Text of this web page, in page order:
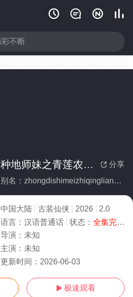
   
 分享
种地师妹之青莲农宝第二季(全集)
别名：zhongdishimeizhiqingliannongbaodierji
中国大陆 古装仙侠 2026
2.0
语言： 汉语普通话 状态： 全集完结
导演： 未知
主演： 未知
更新时间： 2026-06-03
 极速观看